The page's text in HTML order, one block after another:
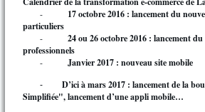
-
17 octobre 2016 : lancement du
particuliers
-
24 ou 26 octobre 2016 : lancement
professionnels
- Janvier 2017 : nouveau site mobile
- D’ici à mars 2017 : lancement de la
Simplifiée", lancement d’une appli mobile…